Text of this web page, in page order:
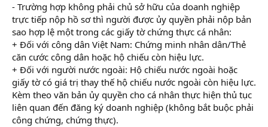
- Trường hợp không phải chủ sở hữu của doanh nghiệp
trực tiếp nộp hồ sơ thì người được ủy quyền phải nộp bản
sao hợp lệ một trong các giấy tờ chứng thực cá nhân:
+ Đối với công dân Việt Nam: Chứng minh nhân dân/Thẻ
căn cước công dân hoặc hộ chiếu còn hiệu lực.
+ Đối với người nước ngoài: Hộ chiếu nước ngoài hoặc
giấy tờ có giá trị thay thế hộ chiếu nước ngoài còn hiệu lực.
Kèm theo văn bản ủy quyền cho cá nhân thực hiện thủ tục
liên quan đến đăng ký doanh nghiệp (không bắt buộc phải
công chứng, chứng thực).